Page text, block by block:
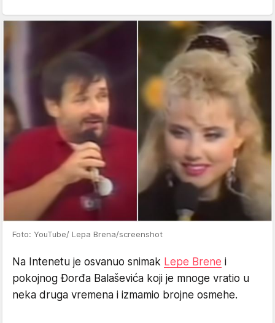
Foto: YouTube/ Lepa Brena/screenshot
Na Intenetu je osvanuo snimak Lepe Brene i
pokojnog Đorđa Balaševića koji je mnoge vratio u
neka druga vremena i izmamio brojne osmehe.